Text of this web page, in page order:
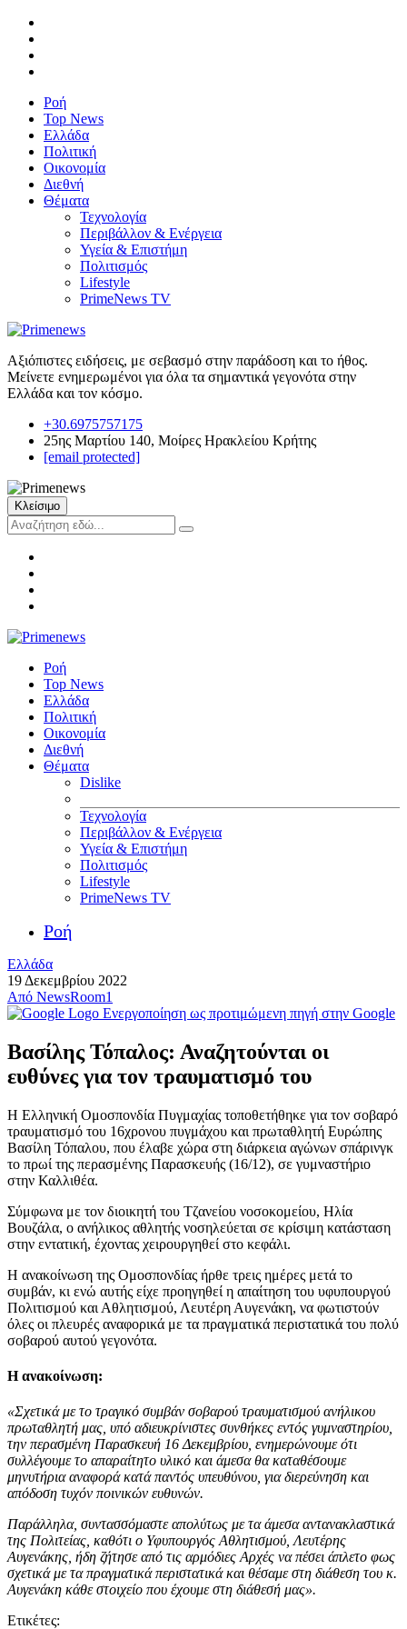
Ροή
Top News
Ελλάδα
Πολιτική
Οικονομία
Διεθνή
Θέματα
Τεχνολογία
Περιβάλλον & Ενέργεια
Υγεία & Επιστήμη
Πολιτισμός
Lifestyle
PrimeNews TV
Αξιόπιστες ειδήσεις, με σεβασμό στην παράδοση και το ήθος.
Μείνετε ενημερωμένοι για όλα τα σημαντικά γεγονότα στην
Ελλάδα και τον κόσμο.
+30.6975757175
25ης Μαρτίου 140, Μοίρες Ηρακλείου Κρήτης
[email protected]
Κλείσιμο
Ροή
Top News
Ελλάδα
Πολιτική
Οικονομία
Διεθνή
Θέματα
Dislike
Τεχνολογία
Περιβάλλον & Ενέργεια
Υγεία & Επιστήμη
Πολιτισμός
Lifestyle
PrimeNews TV
Ροή
Ελλάδα
19 Δεκεμβρίου 2022
Από NewsRoom1
Ενεργοποίηση ως προτιμώμενη πηγή στην Google
Βασίλης Τόπαλος: Αναζητούνται οι
ευθύνες για τον τραυματισμό του
Η Ελληνική Ομοσπονδία Πυγμαχίας τοποθετήθηκε για τον σοβαρό
τραυματισμό του 16χρονου πυγμάχου και πρωταθλητή Ευρώπης
Βασίλη Τόπαλου, που έλαβε χώρα στη διάρκεια αγώνων σπάρινγκ
το πρωί της περασμένης Παρασκευής (16/12), σε γυμναστήριο
στην Καλλιθέα.
Σύμφωνα με τον διοικητή του Τζανείου νοσοκομείου, Ηλία
Βουζάλα, ο ανήλικος αθλητής νοσηλεύεται σε κρίσιμη κατάσταση
στην εντατική, έχοντας χειρουργηθεί στο κεφάλι.
Η ανακοίνωση της Ομοσπονδίας ήρθε τρεις ημέρες μετά το
συμβάν, κι ενώ αυτής είχε προηγηθεί η απαίτηση του υφυπουργού
Πολιτισμού και Αθλητισμού, Λευτέρη Αυγενάκη, να φωτιστούν
όλες οι πλευρές αναφορικά με τα πραγματικά περιστατικά του πολύ
σοβαρού αυτού γεγονότα.
Η ανακοίνωση:
«Σχετικά με το τραγικό συμβάν σοβαρού τραυματισμού ανήλικου
πρωταθλητή μας, υπό αδιευκρίνιστες συνθήκες εντός γυμναστηρίου,
την περασμένη Παρασκευή 16 Δεκεμβρίου, ενημερώνουμε ότι
συλλέγουμε το απαραίτητο υλικό και άμεσα θα καταθέσουμε
μηνυτήρια αναφορά κατά παντός υπευθύνου, για διερεύνηση και
απόδοση τυχόν ποινικών ευθυνών.
Παράλληλα, συντασσόμαστε απολύτως με τα άμεσα αντανακλαστικά
της Πολιτείας, καθότι ο Υφυπουργός Αθλητισμού, Λευτέρης
Αυγενάκης, ήδη ζήτησε από τις αρμόδιες Αρχές να πέσει άπλετο φως
σχετικά με τα πραγματικά περιστατικά και θέσαμε στη διάθεση του κ.
Αυγενάκη κάθε στοιχείο που έχουμε στη διάθεσή μας».
Ετικέτες: